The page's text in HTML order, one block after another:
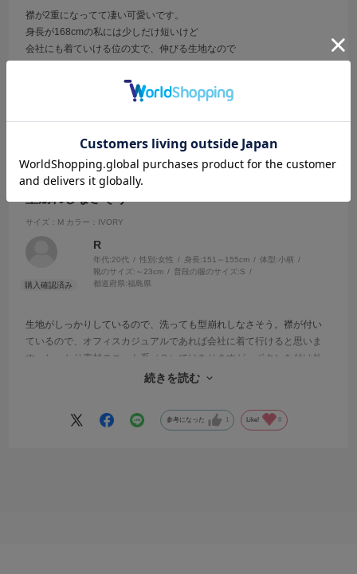
襟が2重になってて凄い可愛いです。
身長が168cmの私には少しだけ短いけど
会社にも着ていける位の丈で、伸びる生地なので
参考になった 0
2025.6.15
サイズ：M カラー：IVORY
R
年代:20代 性別:女性 身長:151～155cm 体型:小柄
靴のサイズ: ～23cm 普段の服のサイズ:S
都道府県:福島県
生地がしっかりしているので、洗っても型崩れしなさそう。襟が付い
ているので、オフィスカジュアルであれば会社に着て行けると思いま
す。しっかり素材のニット系（？）ではありますが、ボタンを付け外
しするときにニットが伸びないか心配に思ったけれど、ボタンを外さ
続きを読む
参考になった 1 Like! 0